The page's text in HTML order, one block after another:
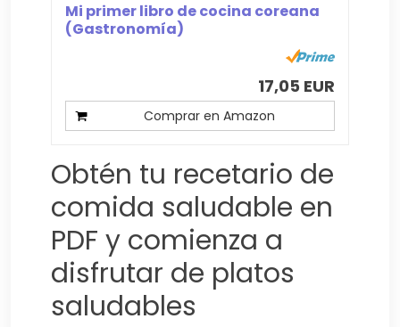
Mi primer libro de cocina coreana
(Gastronomía)
17,05 EUR
Comprar en Amazon
Obtén tu recetario de
comida saludable en
PDF y comienza a
disfrutar de platos
saludables